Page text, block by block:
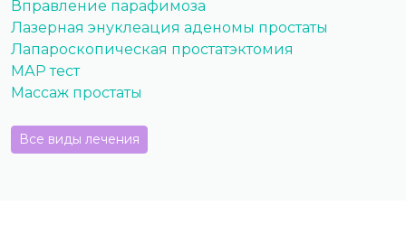
Вправление парафимоза
Лазерная энуклеация аденомы простаты
Лапароскопическая простатэктомия
МАР тест
Массаж простаты
Все виды лечения